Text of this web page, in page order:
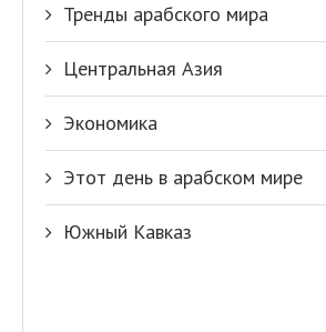
Тренды арабского мира
Центральная Азия
Экономика
Этот день в арабском мире
Южный Кавказ